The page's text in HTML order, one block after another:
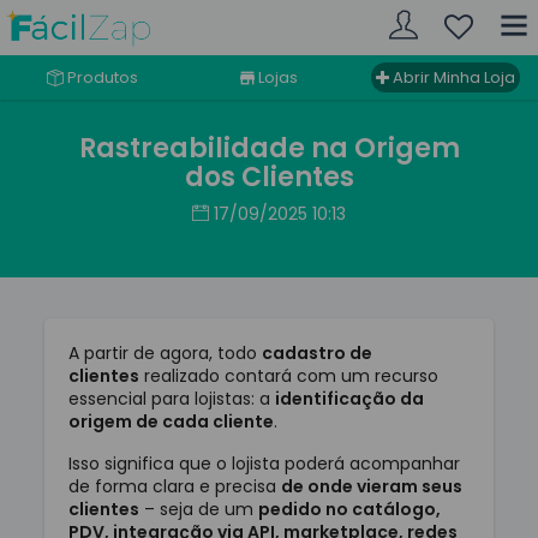
Produtos Lojas Abrir Minha Loja
Rastreabilidade na Origem
dos Clientes
17/09/2025 10:13
A partir de agora, todo cadastro de
clientes realizado contará com um recurso
essencial para lojistas: a identificação da
origem de cada cliente.
Isso significa que o lojista poderá acompanhar
de forma clara e precisa de onde vieram seus
clientes – seja de um pedido no catálogo,
PDV, integração via API, marketplace, redes